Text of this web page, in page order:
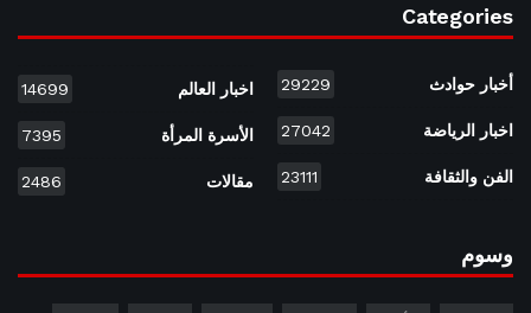
Categories
أخبار حوادث 29229
اخبار الرياضة 27042
الفن والثقافة 23111
اخبار العالم 14699
الأسرة المرأة 7395
مقالات 2486
وسوم